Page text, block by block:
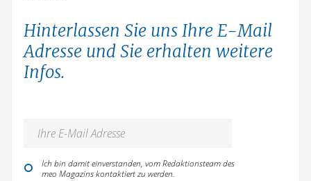
Hinterlassen Sie uns Ihre E-Mail
Adresse und Sie erhalten weitere
Infos.
Ich bin damit einverstanden, vom Redaktionsteam des
meo Magazins kontaktiert zu werden.